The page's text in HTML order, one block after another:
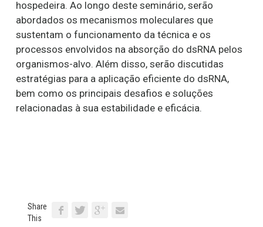
hospedeira. Ao longo deste seminário, serão
abordados os mecanismos moleculares que
sustentam o funcionamento da técnica e os
processos envolvidos na absorção do dsRNA pelos
organismos-alvo. Além disso, serão discutidas
estratégias para a aplicação eficiente do dsRNA,
bem como os principais desafios e soluções
relacionadas à sua estabilidade e eficácia.
Share
This